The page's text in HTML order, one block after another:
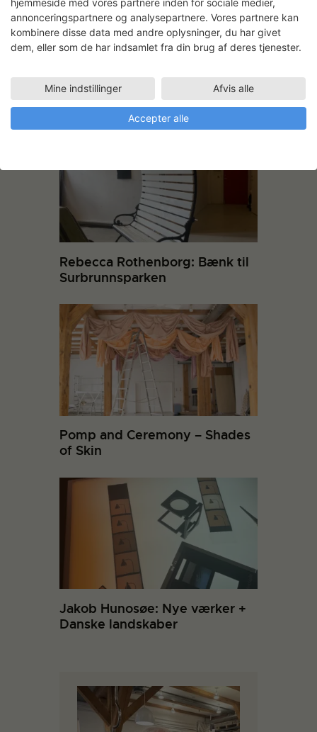
Andre projekter
Rebecca Rothenborg: Bænk til
Surbrunnsparken
Pomp and Ceremony – Shades
of Skin
Jakob Hunosøe: Nye værker +
Danske landskaber
annonceringspartnere og analysepartnere. Vores partnere kan
kombinere disse data med andre oplysninger, du har givet
dem, eller som de har indsamlet fra din brug af deres tjenester.
Mine indstillinger Afvis alle
Accepter alle